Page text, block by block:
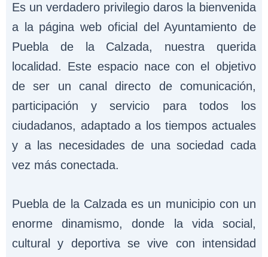
Es un verdadero privilegio daros la bienvenida
a la página web oficial del Ayuntamiento de
Puebla de la Calzada, nuestra querida
localidad. Este espacio nace con el objetivo
de ser un canal directo de comunicación,
participación y servicio para todos los
ciudadanos, adaptado a los tiempos actuales
y a las necesidades de una sociedad cada
vez más conectada.
Puebla de la Calzada es un municipio con un
enorme dinamismo, donde la vida social,
cultural y deportiva se vive con intensidad